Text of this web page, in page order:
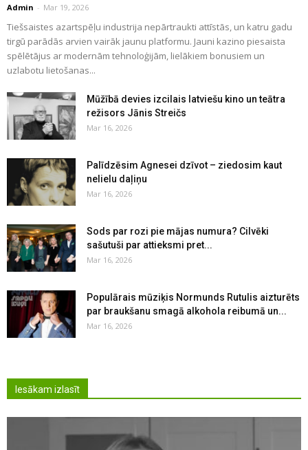
Admin - Mar 19, 2026
Tiešsaistes azartspēļu industrija nepārtraukti attīstās, un katru gadu
tirgū parādās arvien vairāk jaunu platformu. Jauni kazino piesaista
spēlētājus ar modernām tehnoloģijām, lielākiem bonusiem un
uzlabotu lietošanas...
Mūžībā devies izcilais latviešu kino un teātra
režisors Jānis Streičs
Mar 16, 2026
Palīdzēsim Agnesei dzīvot – ziedosim kaut
nelielu daļiņu
Mar 16, 2026
Sods par rozi pie mājas numura? Cilvēki
sašutuši par attieksmi pret...
Mar 16, 2026
Populārais mūziķis Normunds Rutulis aizturēts
par braukšanu smagā alkohola reibumā un...
Mar 16, 2026
Iesākam izlasīt